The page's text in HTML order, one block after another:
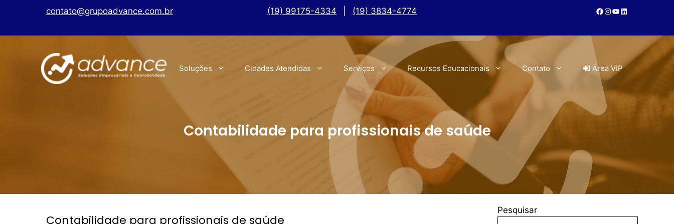
contato@grupoadvance.com.br (19) 99175-4334 (19) 3834-4774
Soluções Cidades Atendidas Serviços Recursos Educacionais Contato Área VIP
Contabilidade para profissionais de saúde
Contabilidade para profissionais de saúde
Pesquisar